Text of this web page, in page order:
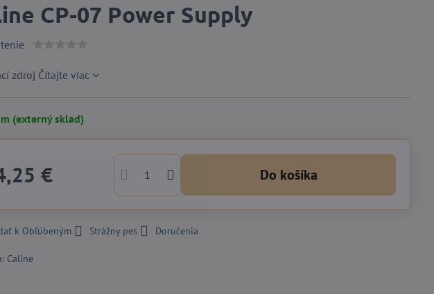
CP-07 Power Supply
zdroj Čítajte viac
(externý sklad)
€ Do košíka
k Obľúbeným Strážny pes Doručenia
Caline